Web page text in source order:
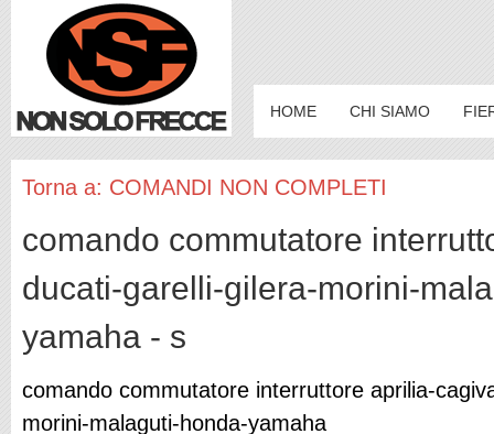
HOME CHI SIAMO
Torna a: COMANDI NON COMPLETI
comando commutatore
ducati-garelli-gilera-morini-
yamaha - s
comando commutatore interruttore aprilia-
morini-malaguti-honda-yamaha